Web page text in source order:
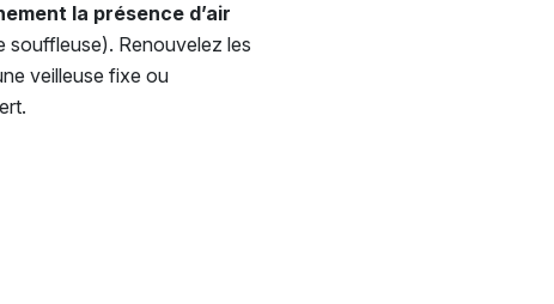
la présence d’air
souffleuse). Renouvelez les
veilleuse fixe ou